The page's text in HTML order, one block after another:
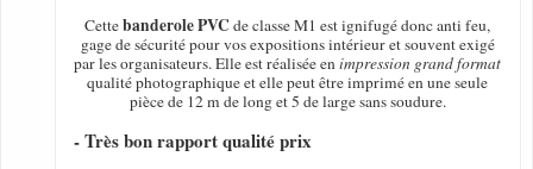
Cettebanderole PVC de classe M1 est ignifugé donc anti feu,
gage de sécurité pour vos expositions intérieur et souvent exigé
par les organisateurs. Elle est réalisée enimpression grand format
qualité photographique et elle peut être imprimé en une seule
pièce de 12 m de long et 5 de large sans soudure.
- Très bon rapport qualité prix